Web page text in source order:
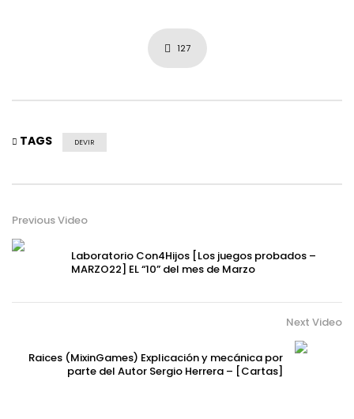
127
TAGS DEVIR
Previous Video
Laboratorio Con4Hijos [Los juegos probados –
MARZO22] EL “10” del mes de Marzo
Next Video
Raices (MixinGames) Explicación y mecánica por
parte del Autor Sergio Herrera – [Cartas]